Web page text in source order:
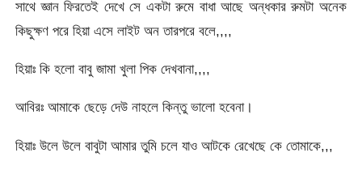
সাথে জ্ঞান ফিরতেই দেখে সে একটা রুমে বাধা আছে অন্ধকার রুমটা অনেক
কিছুক্ষণ পরে হিয়া এসে লাইট অন তারপরে বলে,,,,
হিয়াঃ কি হলো বাবু জামা খুলা পিক দেখবানা,,,,
আবিরঃ আমাকে ছেড়ে দেউ নাহলে কিন্তু ভালো হবেনা।
হিয়াঃ উলে উলে বাবুটা আমার তুমি চলে যাও আটকে রেখেছে কে তোমাকে,,,